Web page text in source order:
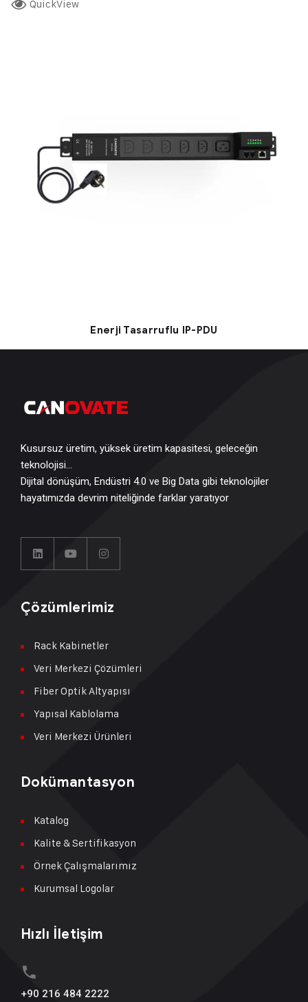
QuickView
Enerji Tasarruflu IP-PDU
Kusursuz üretim, yüksek üretim kapasitesi, geleceğin
teknolojisi…
Dijital dönüşüm, Endüstri 4.0 ve Big Data gibi teknolojiler
hayatımızda devrim niteliğinde farklar yaratıyor
Çözümlerimiz
Rack Kabinetler
Veri Merkezi Çözümleri
Fiber Optik Altyapısı
Yapısal Kablolama
Veri Merkezi Ürünleri
Dokümantasyon
Katalog
Kalite & Sertifikasyon
Örnek Çalışmalarımız
Kurumsal Logolar
Hızlı İletişim
+90 216 484 2222